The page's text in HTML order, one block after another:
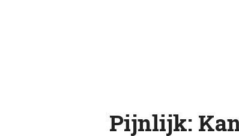
Pijnlijk: